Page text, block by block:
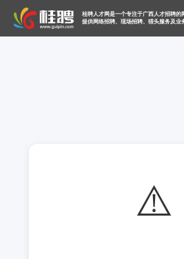
桂聘人才网是一个专注于广西人才招聘
提供网络招聘、现场招聘、猎头服务及业
⚠️